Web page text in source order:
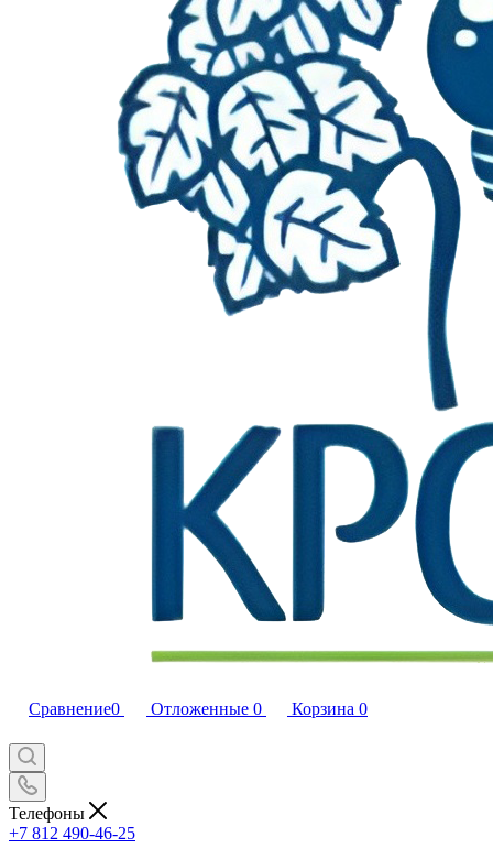
Сравнение0 Отложенные 0 Корзина 0
Телефоны
+7 812 490-46-25